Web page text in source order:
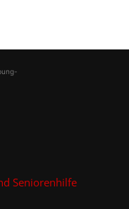
Seniorenhilfe